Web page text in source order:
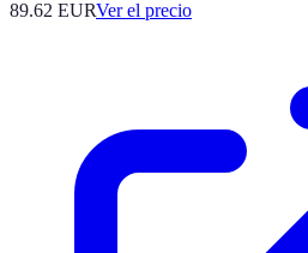
89.62 EURVer el precio